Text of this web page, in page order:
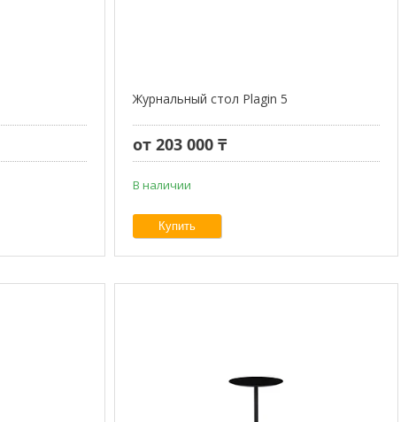
Журнальный стол Plagin 5
от 203 000 ₸
В наличии
Купить